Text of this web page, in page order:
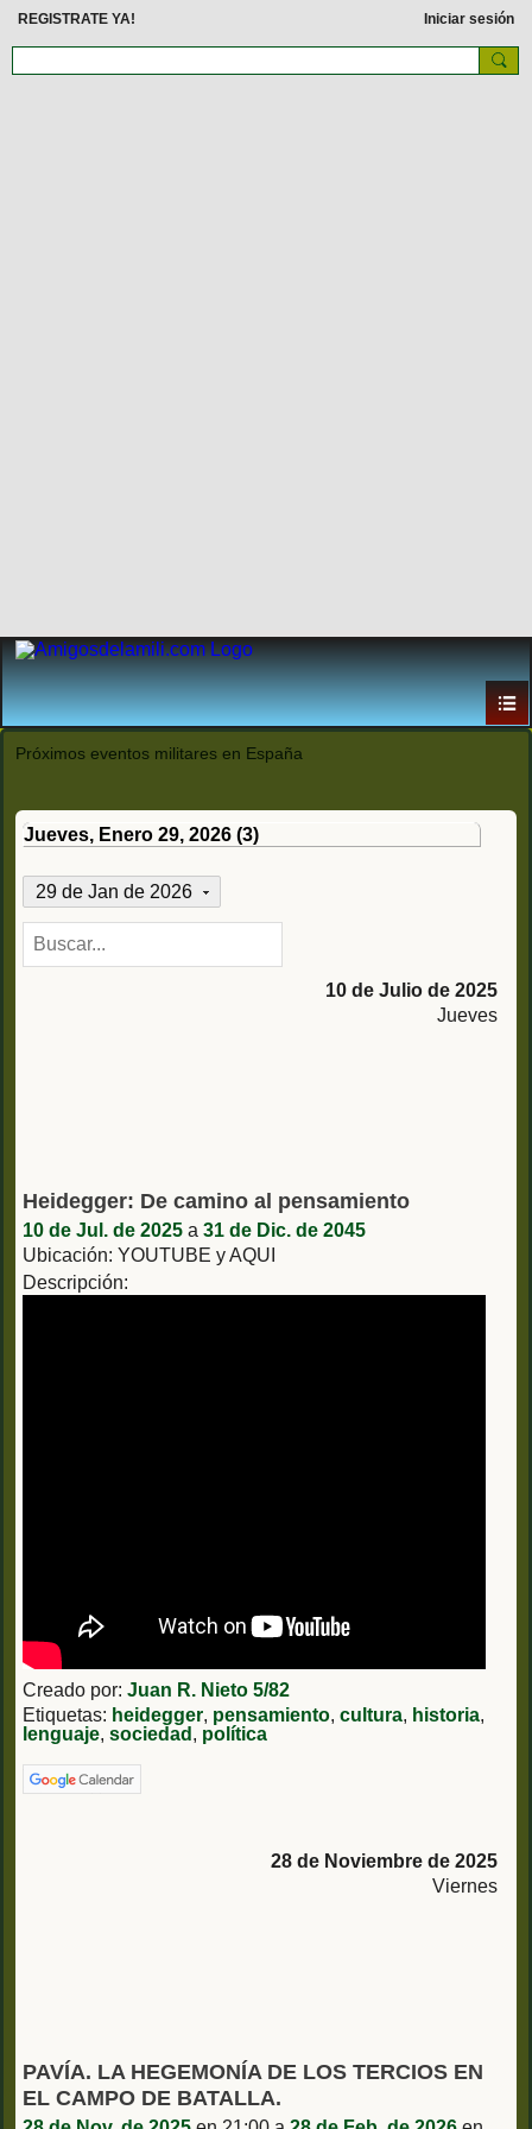
REGISTRATE YA! Iniciar sesión
Próximos eventos militares en España
Jueves, Enero 29, 2026 (3)
29 de Jan de 2026
10 de Julio de 2025
Jueves
Heidegger: De camino al pensamiento
10 de Jul. de 2025 a 31 de Dic. de 2045
Ubicación: YOUTUBE y AQUI
Descripción:
Creado por: Juan R. Nieto 5/82
Etiquetas: heidegger, pensamiento, cultura, historia,
lenguaje, sociedad , política
28 de Noviembre de 2025
Viernes
PAVÍA. LA HEGEMONÍA DE LOS TERCIOS EN
EL CAMPO DE BATALLA.